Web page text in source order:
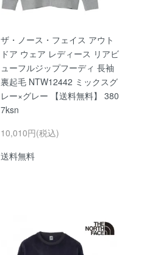
ザ・ノース・フェイス アウト
ドア ウェア レディース リアビ
ューフルジップフーディ 長袖
裏起毛 NTW12442 ミックスグ
レー×グレー 【送料無料】 380
7ksn
10,010円(税込)
送料無料